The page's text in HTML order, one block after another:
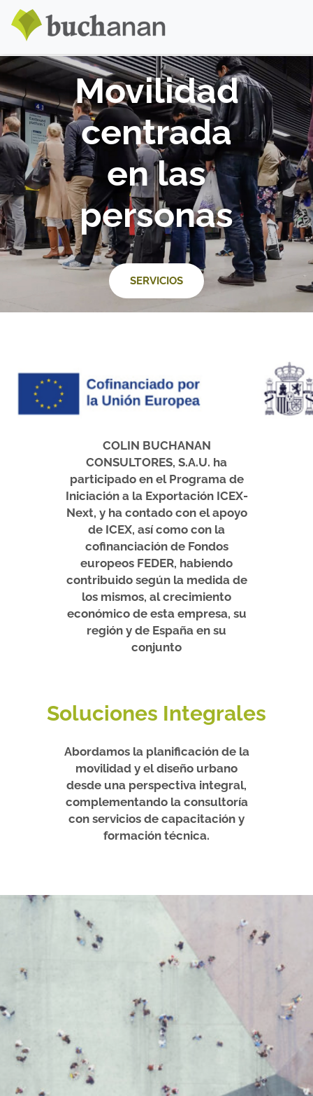
Movilidad
centrada
en las
personas
SERVICIOS
COLIN BUCHANAN
CONSULTORES, S.A.U. ha
participado en el Programa de
Iniciación a la Exportación ICEX-
Next, y ha contado con el apoyo
de ICEX, así como con la
cofinanciación de Fondos
europeos FEDER, habiendo
contribuido según la medida de
los mismos, al crecimiento
económico de esta empresa, su
región y de España en su
conjunto
Soluciones Integrales
Abordamos la planificación de la
movilidad y el diseño urbano
desde una perspectiva integral,
complementando la consultoría
con servicios de capacitación y
formación técnica.